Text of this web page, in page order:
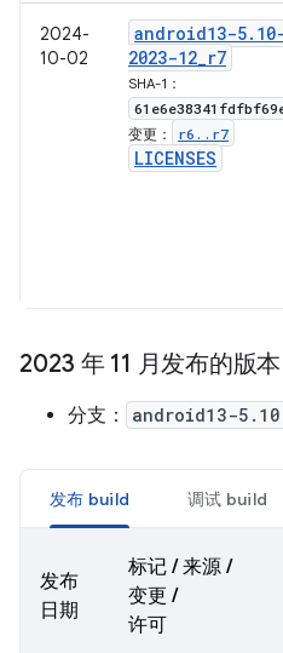
2024-
10-02
android13-5.
2023-12_r7
SHA-1：
变更： r6 . . r7
LICENSES
2023 年 11 月发布的版本
分支： android13-
发布 build 调试 build
发布
日期
标记 / 来源 /
变更 /
许可